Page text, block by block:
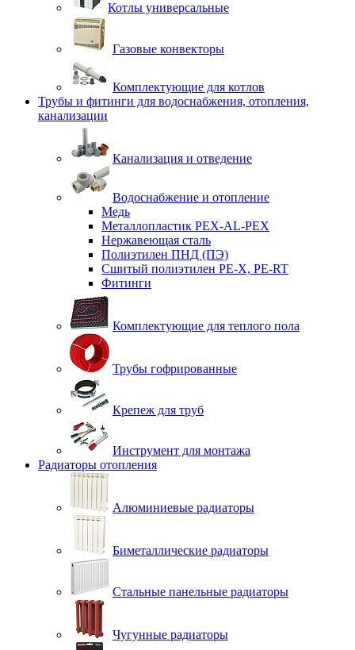
Котлы универсальные
Газовые конвекторы
Комплектующие для котлов
Трубы и фитинги для водоснабжения, отопления,
канализации
Канализация и отведение
Водоснабжение и отопление
Медь
Металлопластик PEX-AL-PEX
Нержавеющая сталь
Полиэтилен ПНД (ПЭ)
Сшитый полиэтилен PE-X, PE-RT
Фитинги
Комплектующие для теплого пола
Трубы гофрированные
Крепеж для труб
Инструмент для монтажа
Радиаторы отопления
Алюминиевые радиаторы
Биметаллические радиаторы
Стальные панельные радиаторы
Чугунные радиаторы